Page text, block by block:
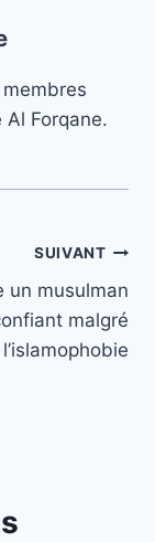
Forqane.
SUIVANT
un musulman
malgré
l’islamophobie